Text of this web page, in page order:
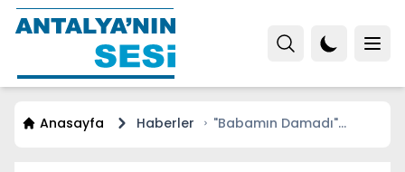
Anasayfa Haberler
"Babamın Damadı"